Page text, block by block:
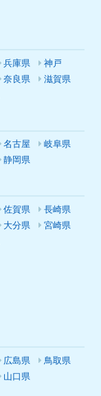
兵庫県
神戸
奈良県
滋賀県
名古屋
岐阜県
静岡県
佐賀県
長崎県
大分県
宮崎県
広島県
鳥取県
山口県